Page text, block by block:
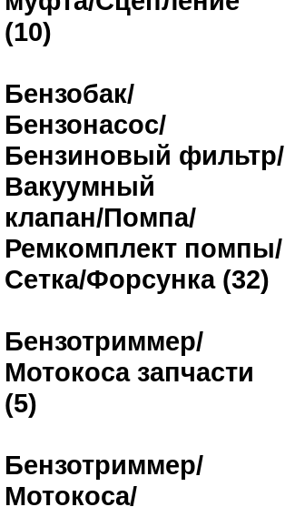
(10)
Бензобак/
Бензонасос/
Бензиновый фильтр/
Вакуумный
клапан/Помпа/
Ремкомплект помпы/
Сетка/Форсунка (32)
Бензотриммер/
Мотокоса запчасти
(5)
Бензотриммер/
Мотокоса/